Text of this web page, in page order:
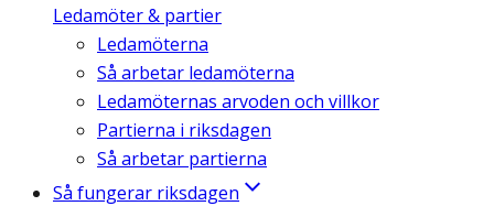
Ledamöter & partier
Ledamöterna
Så arbetar ledamöterna
Ledamöternas arvoden och villkor
Partierna i riksdagen
Så arbetar partierna
Så fungerar riksdagen